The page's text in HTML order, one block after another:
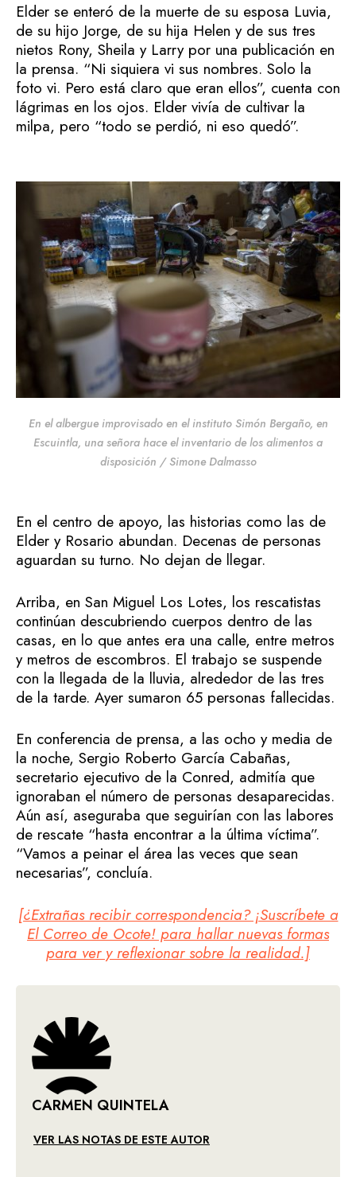
Elder se enteró de la muerte de su esposa Luvia,
de su hijo Jorge, de su hija Helen y de sus tres
nietos Rony, Sheila y Larry por una publicación en
la prensa. “Ni siquiera vi sus nombres. Solo la
foto vi. Pero está claro que eran ellos”, cuenta con
lágrimas en los ojos. Elder vivía de cultivar la
milpa, pero “todo se perdió, ni eso quedó”.
En el albergue improvisado en el instituto Simón Bergaño, en
Escuintla, una señora hace el inventario de los alimentos a
disposición / Simone Dalmasso
En el centro de apoyo, las historias como las de
Elder y Rosario abundan. Decenas de personas
aguardan su turno. No dejan de llegar.
Arriba, en San Miguel Los Lotes, los rescatistas
continúan descubriendo cuerpos dentro de las
casas, en lo que antes era una calle, entre metros
y metros de escombros. El trabajo se suspende
con la llegada de la lluvia, alrededor de las tres
de la tarde. Ayer sumaron 65 personas fallecidas.
En conferencia de prensa, a las ocho y media de
la noche, Sergio Roberto García Cabañas,
secretario ejecutivo de la Conred, admitía que
ignoraban el número de personas desaparecidas.
Aún así, aseguraba que seguirían con las labores
de rescate “hasta encontrar a la última víctima”.
“Vamos a peinar el área las veces que sean
necesarias”, concluía.
[¿Extrañas recibir correspondencia? ¡Suscríbete a
El Correo de Ocote! para hallar nuevas formas
para ver y reflexionar sobre la realidad.]
CARMEN QUINTELA
VER LAS NOTAS DE ESTE AUTOR